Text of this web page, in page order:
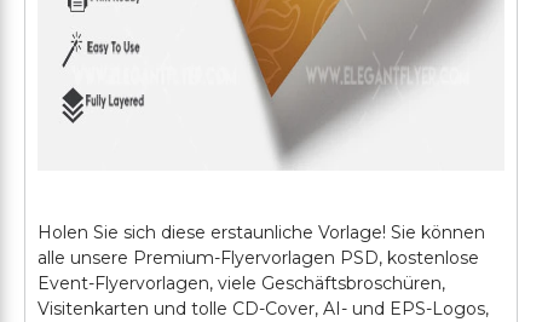
Holen Sie sich diese erstaunliche Vorlage! Sie können
alle unsere Premium-Flyervorlagen PSD, kostenlose
Event-Flyervorlagen, viele Geschäftsbroschüren,
Visitenkarten und tolle CD-Cover, AI- und EPS-Logos,